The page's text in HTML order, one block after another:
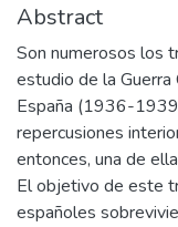
Abstract
Son numerosos los
estudio de la Guerra
España (1936-
repercusiones
entonces, una de
El objetivo de este
españoles